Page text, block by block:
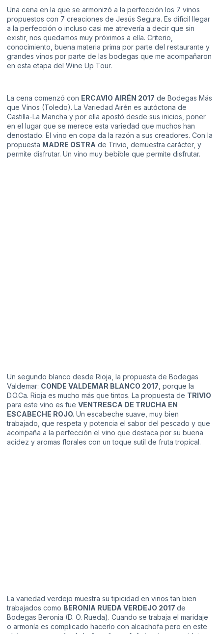
Una cena en la que se armonizó a la perfección los 7 vinos
propuestos con 7 creaciones de Jesús Segura. Es difícil llegar
a la perfección o incluso casi me atrevería a decir que sin
existir, nos quedamos muy próximos a ella. Criterio,
conocimiento, buena materia prima por parte del restaurante y
grandes vinos por parte de las bodegas que me acompañaron
en esta etapa del Wine Up Tour.
La cena comenzó con ERCAVIO AIRÉN 2017 de Bodegas Más
que Vinos (Toledo). La Variedad Airén es autóctona de
Castilla-La Mancha y por ella apostó desde sus inicios, poner
en el lugar que se merece esta variedad que muchos han
denostado. El vino en copa da la razón a sus creadores. Con la
propuesta MADRE OSTRA de Trivio, demuestra carácter, y
permite disfrutar. Un vino muy bebible que permite disfrutar.
Un segundo blanco desde Rioja, la propuesta de Bodegas
Valdemar: CONDE VALDEMAR BLANCO 2017 , porque la
D.O.Ca. Rioja es mucho más que tintos. La propuesta de TRIVIO
para este vino es fue VENTRESCA DE TRUCHA EN
ESCABECHE ROJO. Un escabeche suave, muy bien
trabajado, que respeta y potencia el sabor del pescado y que
acompaña a la perfección el vino que destaca por su buena
acidez y aromas florales con un toque sutil de fruta tropical.
La variedad verdejo muestra su tipicidad en vinos tan bien
trabajados como BERONIA RUEDA VERDEJO 2017 de
Bodegas Beronia (D. O. Rueda). Cuando se trabaja el maridaje
o armonía es complicado hacerlo con alcachofa pero en este